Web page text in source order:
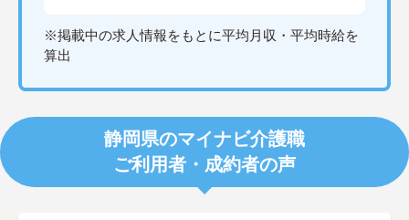
※掲載中の求人情報をもとに平均月収・平均時給を
算出
静岡県のマイナビ介護職
ご利用者・成約者の声